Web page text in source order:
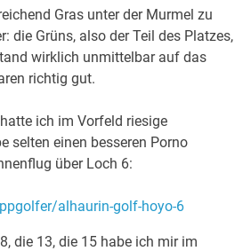
Gras unter der Murmel zu
die Grüns, also der Teil des Platzes,
wirklich unmittelbar auf das
richtig gut.
ich im Vorfeld riesige
selten einen besseren Porno
über Loch 6:
alhaurin-golf-hoyo-6
die 13, die 15 habe ich mir im